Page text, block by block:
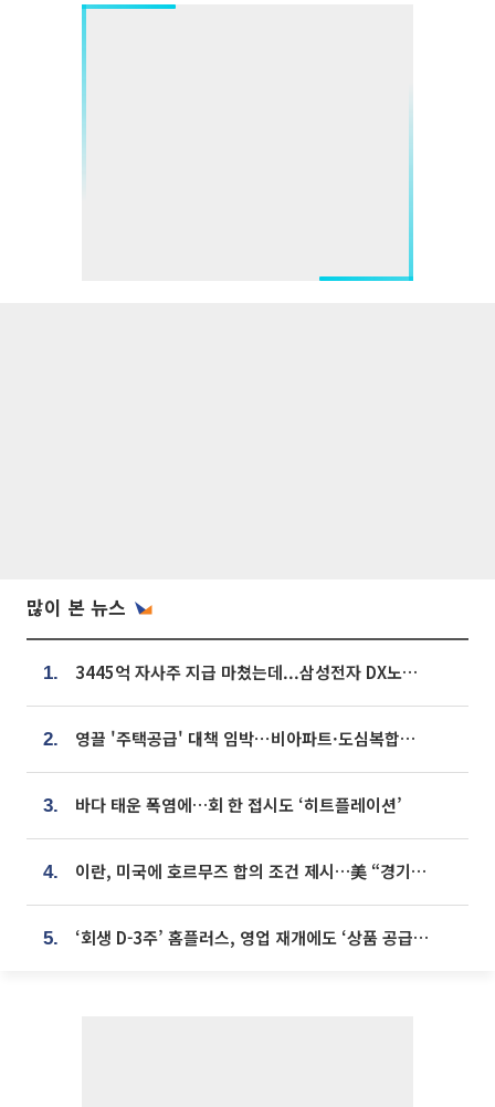
많이 본 뉴스
1. 3445억 자사주 지급 마쳤는데...삼성전자 DX노조, 뒤늦은 '떼쓰기 집회'
2. 영끌 '주택공급' 대책 임박⋯비아파트·도심복합까지 총동원
3. 바다 태운 폭염에…회 한 접시도 ‘히트플레이션’
4. 이란, 미국에 호르무즈 합의 조건 제시…美 “경기 아직 안 끝나” [종합]
5. ‘회생 D-3주’ 홈플러스, 영업 재개에도 ‘상품 공급망’ 복구가 생존 관건